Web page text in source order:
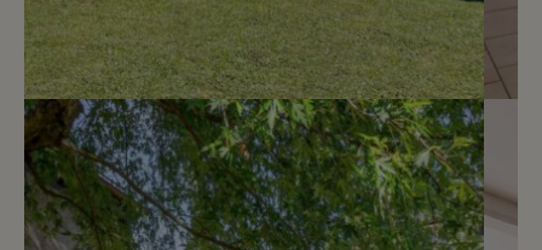
14
CHF 5’100.- / mois
Maison jumelle avec jardin